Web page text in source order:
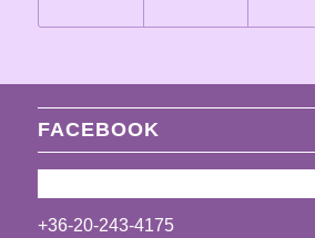
FACEBOOK
+36-20-243-4175